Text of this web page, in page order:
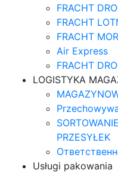
FRACHT
FRACHT
FRACHT
Air Express
FRACHT
LOGISTYKA
PRZESYŁEK
Usługi pakowania